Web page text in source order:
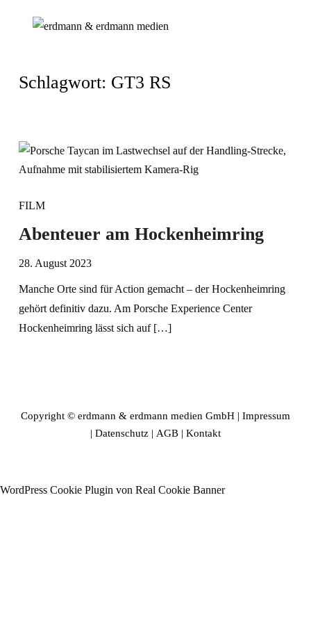
Schlagwort: GT3 RS
FILM
Abenteuer am Hockenheimring
28. August 2023
Manche Orte sind für Action gemacht – der Hockenheimring
gehört definitiv dazu. Am Porsche Experience Center
Hockenheimring lässt sich auf […]
Copyright © erdmann & erdmann medien GmbH | Impressum
| Datenschutz | AGB | Kontakt
WordPress Cookie Plugin von Real Cookie Banner